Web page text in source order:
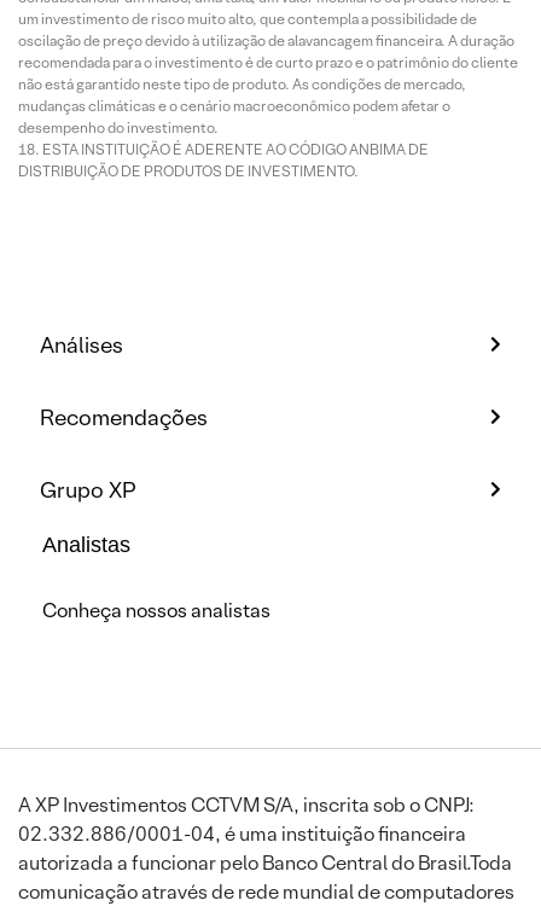
um investimento de risco muito alto, que contempla a possibilidade de
oscilação de preço devido à utilização de alavancagem financeira. A duração
recomendada para o investimento é de curto prazo e o patrimônio do cliente
não está garantido neste tipo de produto. As condições de mercado,
mudanças climáticas e o cenário macroeconômico podem afetar o
desempenho do investimento.
ESTA INSTITUIÇÃO É ADERENTE AO CÓDIGO ANBIMA DE
DISTRIBUIÇÃO DE PRODUTOS DE INVESTIMENTO.
Análises
Recomendações
Grupo XP
Analistas
Conheça nossos analistas
A XP Investimentos CCTVM S/A, inscrita sob o CNPJ:
02.332.886/0001-04, é uma instituição financeira
autorizada a funcionar pelo Banco Central do Brasil.Toda
comunicação através de rede mundial de computadores